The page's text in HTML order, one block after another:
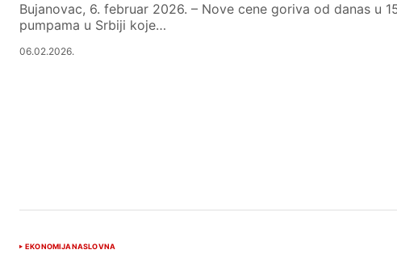
Bujanovac, 6. februar 2026. – Nove cene goriva od danas u
pumpama u Srbiji koje…
06.02.2026.
EKONOMIJANASLOVNA